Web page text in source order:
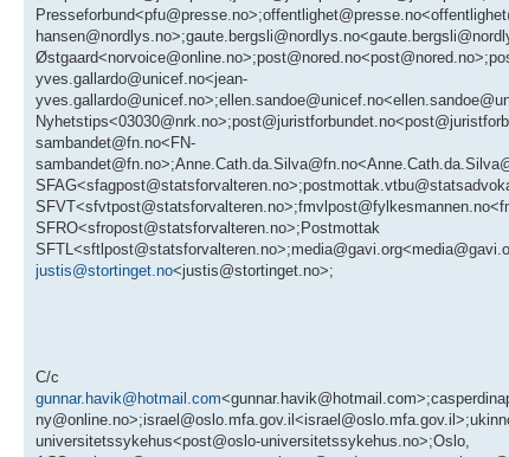
justis@stortinget.no<justis@stortinget.no>;
C/c
gunnar.havik@hotmail.com
universitetssykehus<post@oslo-universitetssykehus.no>;Oslo,